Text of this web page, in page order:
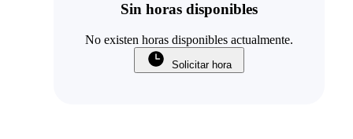
Sin horas disponibles
No existen horas disponibles actualmente.
Solicitar hora